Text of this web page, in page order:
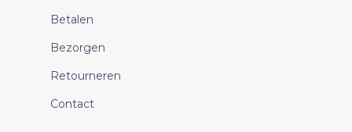
Betalen
Bezorgen
Retourneren
Contact